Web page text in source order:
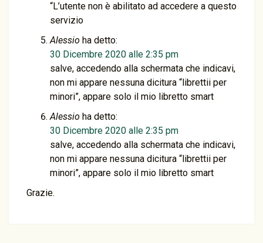
“L’utente non è abilitato ad accedere a questo
servizio
Alessio ha detto:
30 Dicembre 2020 alle 2:35 pm
salve, accedendo alla schermata che indicavi,
non mi appare nessuna dicitura “librettii per
minori”, appare solo il mio libretto smart
Alessio ha detto:
30 Dicembre 2020 alle 2:35 pm
salve, accedendo alla schermata che indicavi,
non mi appare nessuna dicitura “librettii per
minori”, appare solo il mio libretto smart
Grazie.